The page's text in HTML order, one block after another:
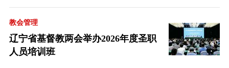
教会管理
辽宁省基督教两会举办2026年度圣职
人员培训班